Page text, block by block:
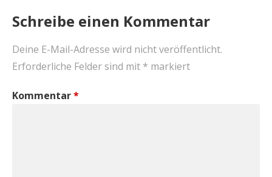
Schreibe einen Kommentar
Deine E-Mail-Adresse wird nicht veröffentlicht.
Erforderliche Felder sind mit * markiert
Kommentar*